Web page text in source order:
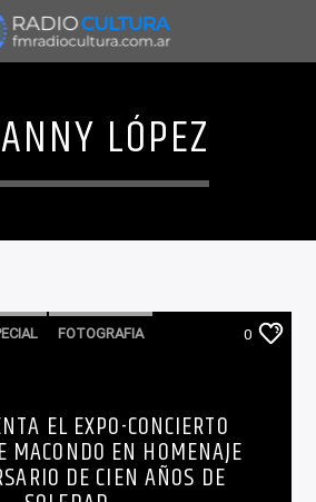
LÓPEZ
FOTOGRAFIA
HOY MÚSICA
0
EL EXPO-CONCIERTO
MACONDO EN HOMENAJE
DE CIEN AÑOS DE